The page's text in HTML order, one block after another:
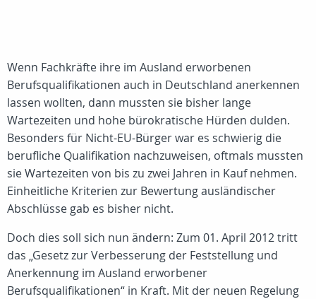
Wenn Fachkräfte ihre im Ausland erworbenen
Berufsqualifikationen auch in Deutschland anerkennen
lassen wollten, dann mussten sie bisher lange
Wartezeiten und hohe bürokratische Hürden dulden.
Besonders für Nicht-EU-Bürger war es schwierig die
berufliche Qualifikation nachzuweisen, oftmals mussten
sie Wartezeiten von bis zu zwei Jahren in Kauf nehmen.
Einheitliche Kriterien zur Bewertung ausländischer
Abschlüsse gab es bisher nicht.
Doch dies soll sich nun ändern: Zum 01. April 2012 tritt
das „Gesetz zur Verbesserung der Feststellung und
Anerkennung im Ausland erworbener
Berufsqualifikationen“ in Kraft. Mit der neuen Regelung